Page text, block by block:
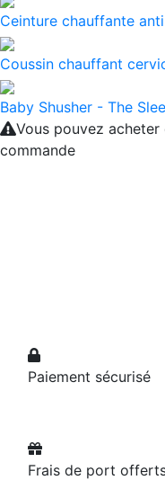
Ceinture chauffante
Coussin chauffant
Baby Shusher - The
Vous pouvez
commande
Paiement sécurisé
Frais de port